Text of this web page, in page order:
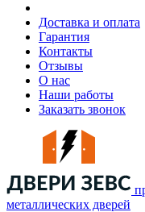
Доставка и оплата
Гарантия
Контакты
Отзывы
О нас
Наши работы
Заказать звонок
металлических дверей